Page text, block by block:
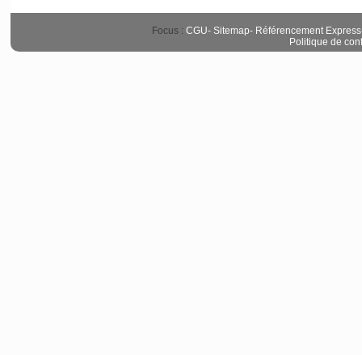
Focus : CGU- Sitemap- Référencement Express
Politique de